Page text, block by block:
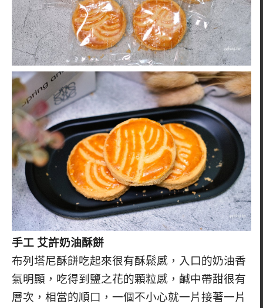
手工 艾許奶油酥餅
布列塔尼酥餅吃起來很有酥鬆感，入口的奶油香
氣明顯，吃得到鹽之花的顆粒感，鹹中帶甜很有
層次，相當的順口，一個不小心就一片接著一片